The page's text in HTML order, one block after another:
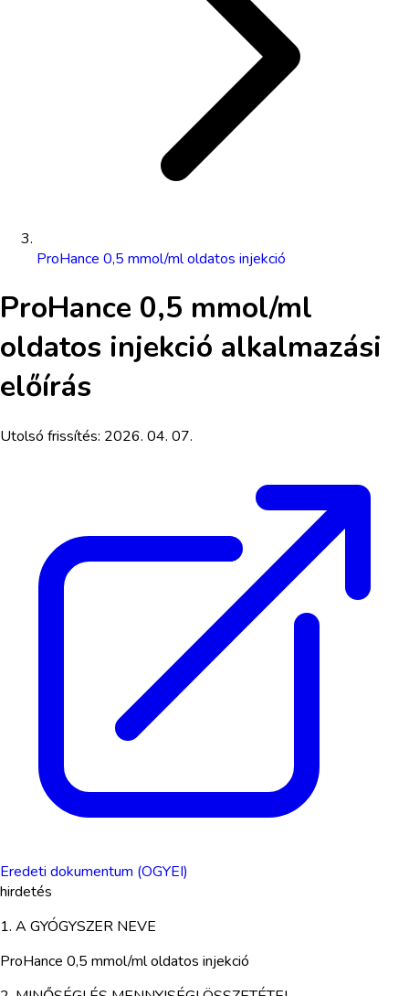
ProHance 0,5 mmol/ml oldatos injekció
ProHance 0,5 mmol/ml
oldatos injekció alkalmazási
előírás
Utolsó frissítés: 2026. 04. 07.
Eredeti dokumentum (OGYEI)
hirdetés
1. A GYÓGYSZER NEVE
ProHance 0,5 mmol/ml oldatos injekció